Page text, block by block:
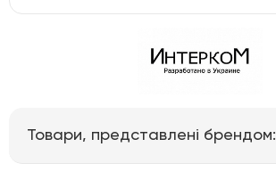
Товари, представлені брендом: